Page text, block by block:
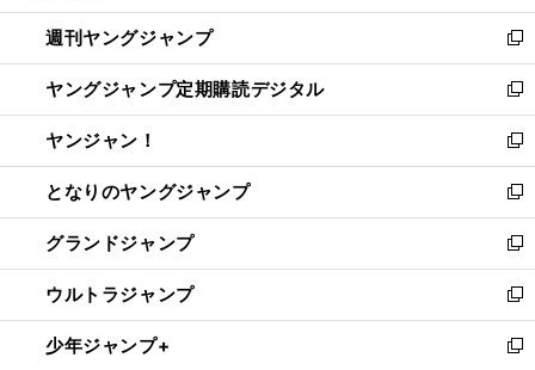
開
く
ウ
で
開
く
ン
ド
ウ
で
開
く
ウ
ィ
ン
ド
ウ
で
開
く
週刊ヤングジャンプ
新
し
い
ウ
ィ
ン
ド
ウ
で
開
く
ヤングジャンプ定期購読デジタル
新
し
い
ウ
ィ
ン
ド
ウ
で
開
く
ヤンジャン！
新
し
い
ウ
ィ
ン
ド
ウ
で
となりのヤングジャンプ
新
し
い
ウ
ィ
ン
ド
グランドジャンプ
新
し
い
ウ
ィ
ウルトラジャンプ
新
し
い
少年ジャンプ+
新